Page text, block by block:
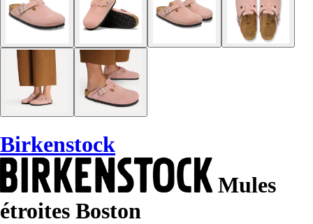
Birkenstock
Mules
étroites Boston